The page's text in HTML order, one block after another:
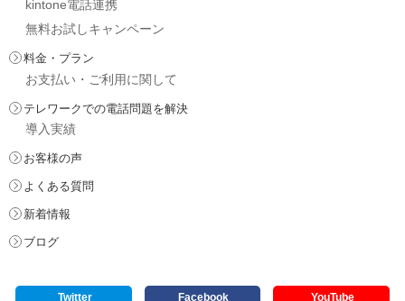
kintone電話連携
無料お試しキャンペーン
料金・プラン
お支払い・ご利用に関して
テレワークでの電話問題を解決
導入実績
お客様の声
よくある質問
新着情報
ブログ
Twitter Facebook YouTube